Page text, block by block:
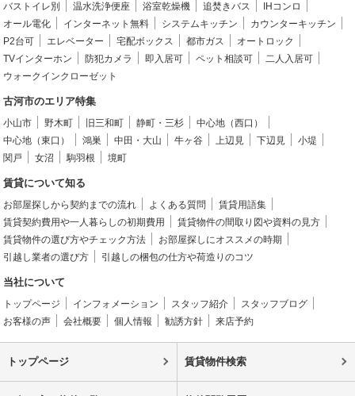
バストイレ別
温水洗浄便座 浴室乾燥機 追焚きバス
IHコンロ
オール電化
インターネット無料 システムキッチン
カウンターキッチン
P2台可
エレベーター 宅配ボックス 都市ガス
オートロック
TVインターホン
防犯カメラ 即入居可 ペット相談可
二人入居可
ウォークインクローゼット
古河市のエリア特集
小山市 野木町 旧三和町 静町・三杉
中心地（西口）
中心地（東口）
鴻巣 中田・大山 牛ヶ谷 上辺見 下辺見
小堤
関戸
女沼 駒羽根 境町
賃貸について知る
お部屋探しから契約までの流れ よくある質問
賃貸用語集
賃貸契約費用や一人暮らしの初期費用
賃貸物件の間取り図や資料の見方
賃貸物件の選び方やチェック方法
お部屋探しにオススメの時期
引越し業者の選び方
引越しの梱包の仕方や荷造りのコツ
当社について
トップページ インフォメーション スタッフ紹介
スタッフブログ
お客様の声
会社概要 個人情報 勧誘方針 来店予約
トップページ 賃貸物件検索